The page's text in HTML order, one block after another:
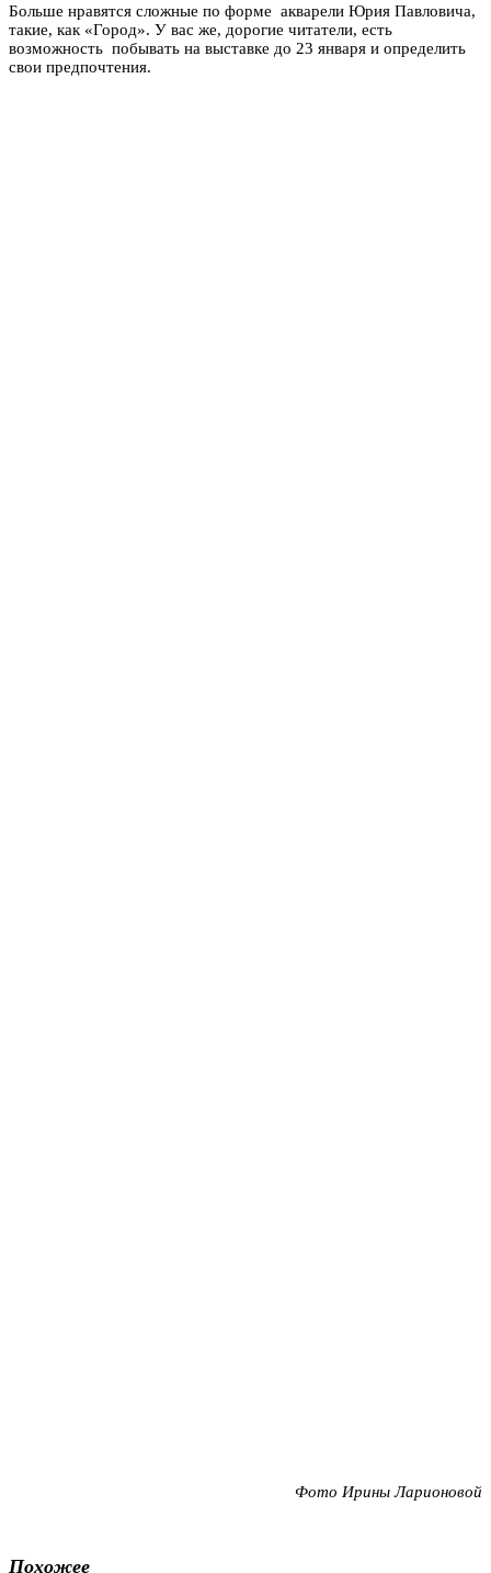
Больше нравятся сложные по форме акварели Юрия Павловича,
такие, как «Город». У вас же, дорогие читатели, есть
возможность побывать на выставке до 23 января и определить
свои предпочтения.
Фото Ирины Ларионовой
Похожее